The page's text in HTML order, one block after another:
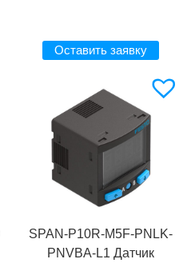
Оставить заявку
SPAN-P10R-M5F-PNLK-
PNVBA-L1 Датчик